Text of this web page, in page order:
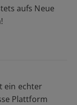
aufs Neue
ein echter
Plattform